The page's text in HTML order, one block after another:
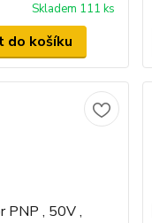
Skladem 111 ks
do košíku